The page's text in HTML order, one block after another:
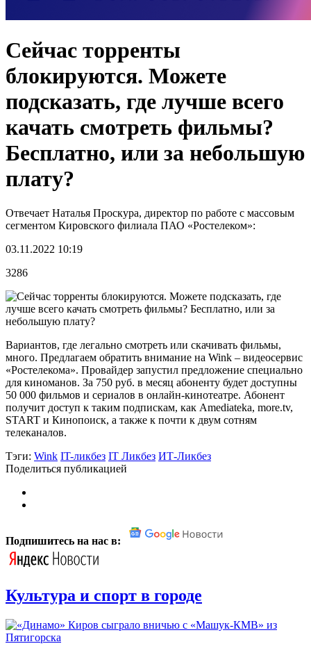
Сейчас торренты
блокируются. Можете
подсказать, где лучше всего
качать смотреть фильмы?
Бесплатно, или за небольшую
плату?
Отвечает Наталья Проскура, директор по работе с массовым
сегментом Кировского филиала ПАО «Ростелеком»:
03.11.2022 10:19
3286
Вариантов, где легально смотреть или скачивать фильмы,
много. Предлагаем обратить внимание на Wink – видеосервис
«Ростелекома». Провайдер запустил предложение специально
для киноманов. За 750 руб. в месяц абоненту будет доступны
50 000 фильмов и сериалов в онлайн-кинотеатре. Абонент
получит доступ к таким подпискам, как Amediateka, more.tv,
START и Кинопоиск, а также к почти к двум сотням
телеканалов.
Тэги: Wink IT-ликбез IT Ликбез ИТ-Ликбез
Поделиться публикацией
Подпишитесь на нас в:
Культура и спорт в городе